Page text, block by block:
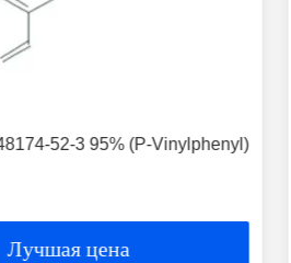
52-3 95% (P-Vinylphenyl)
Лучшая цена